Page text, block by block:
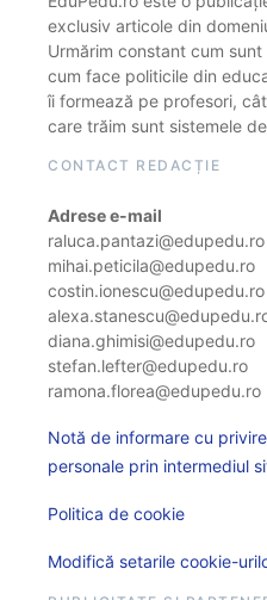
exclusiv articole din
Urmărim constant cum
cum face politicile din
îi formează pe profesori,
care trăim sunt sistemele
CONTACT REDACȚIE
Adrese e-mail
raluca.pantazi@edupedu.ro
mihai.peticila@edupedu.ro
costin.ionescu@edupedu.ro
diana.ghimisi@edupedu.ro
stefan.lefter@edupedu.ro
ramona.florea@edupedu.ro
Notă de informare cu
personale prin intermediul
Politica de cookie
Modifică setarile cookie-